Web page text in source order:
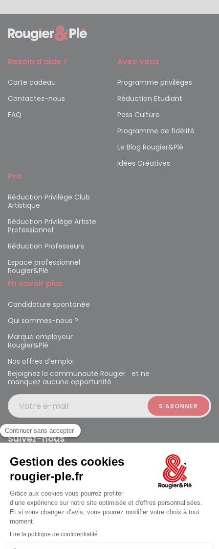
ouvert à 10:00
Besoin d’aide ?
Carte cadeau
Contactez-nous
FAQ
Avec vous
Programme privilèges
Réduction Etudiant
Pass Culture
Programme de fidélité
Le Blog Rougier&Plé
Idées Créatives
Pro
Réduction Privilège Club
Artistique
Réduction Privilège Artiste
Professionnel
Réduction Professeurs
Espace professionnel
Rougier&Plé
En savoir plus
Candidature spontanée
Qui sommes-nous ?
Marque employeur
Rougier&Plé
Nos offres d’emploi
Rejoignez la communauté Rougier et ne
manquez aucune opportunité
Votre e-mail
Suivez-nous
Rougier et Plé 2024 Copyright
Mentions légales